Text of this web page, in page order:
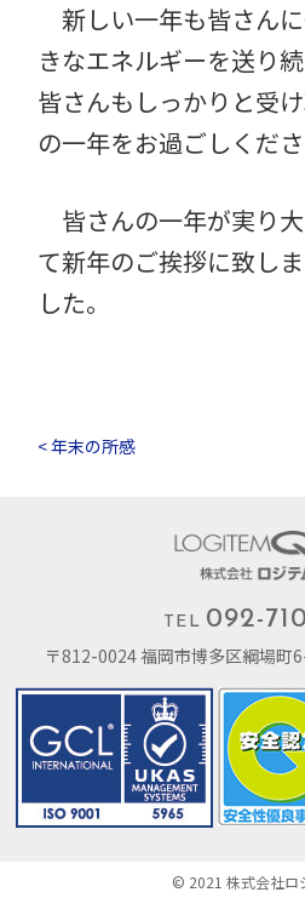
新しい一年も皆さん
きなエネルギーを送り続
皆さんもしっかりと受
の一年をお過ごしくださ
皆さんの一年が実り
て新年のご挨拶に致し
した。
< 年末の所感
TEL 092-
〒812-0024 福岡市博多区綱場町
© 2021 株式会社ロ